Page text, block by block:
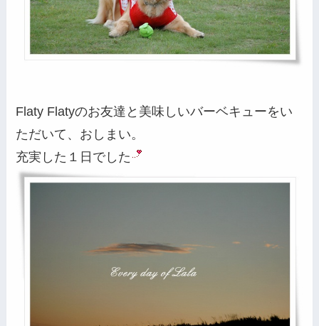
Flaty Flatyのお友達と美味しいバーベキューをい
ただいて、おしまい。
充実した１日でした